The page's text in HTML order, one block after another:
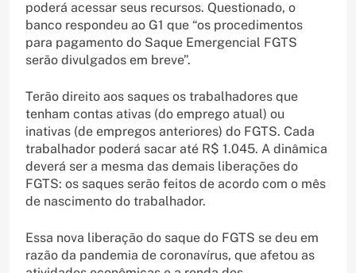
poderá acessar seus recursos. Questionado, o
banco respondeu ao G1 que “os procedimentos
para pagamento do Saque Emergencial FGTS
serão divulgados em breve”.
Terão direito aos saques os trabalhadores que
tenham contas ativas (do emprego atual) ou
inativas (de empregos anteriores) do FGTS. Cada
trabalhador poderá sacar até R$ 1.045. A dinâmica
deverá ser a mesma das demais liberações do
FGTS: os saques serão feitos de acordo com o mês
de nascimento do trabalhador.
Essa nova liberação do saque do FGTS se deu em
razão da pandemia de coronavírus, que afetou as